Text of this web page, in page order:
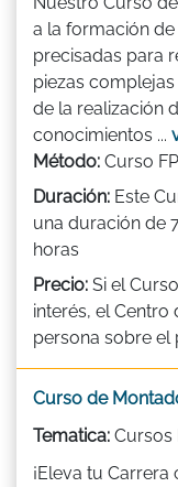
a la formación
precisadas para
piezas
de la realización
conocimientos ...
Método: Curso
Duración: Este
una duración de
horas
Precio: Si el
interés, el Centro
persona sobre el
Curso de
Tematica: Cursos
¡Eleva tu